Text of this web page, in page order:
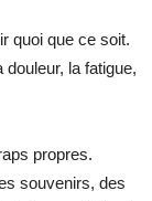
quoi que ce soit.
douleur, la fatigue,
propres.
souvenirs, des